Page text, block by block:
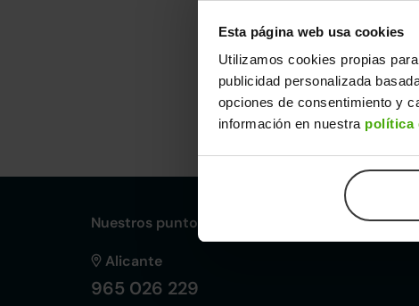
Esta página web usa cookies
Utilizamos cookies propias
publicidad personalizada
opciones de consentimiento y
información en nuestra política
191km/h
Consumo urbano
4.8l/100
Dimensiones y
Largo
1,78m
Nuestros puntos de venta Clicars:
Alicante
965 026 229